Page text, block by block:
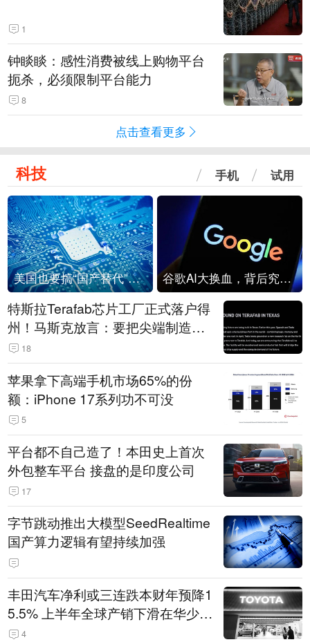
1
钟睒睒：感性消费被线上购物平台
扼杀，必须限制平台能力
8
点击查看更多
科技 手机 试用
美国也要搞“国产替代”？先算清三笔账 谷歌AI大换血，背后究竟发生了什么？
特斯拉Terafab芯片工厂正式落户得
州！马斯克放言：要把尖端制造带
回美国
18
苹果拿下高端手机市场65%的份
额：iPhone 17系列功不可没
5
平台都不自己造了！本田史上首次
外包整车平台 接盘的是印度公司
17
字节跳动推出大模型SeedRealtime
国产算力逻辑有望持续加强
丰田汽车净利或三连跌本财年预降1
5.5% 上半年全球产销下滑在华少卖
14.3万辆
4